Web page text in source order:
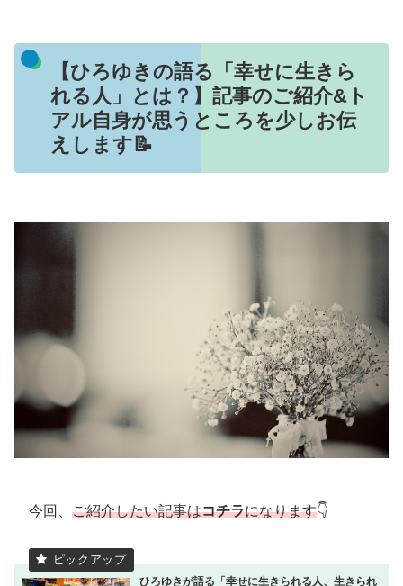
【ひろゆきの語る「幸せに生きら
れる人」とは？】記事のご紹介&ト
アル自身が思うところを少しお伝
えします📝
今回、 ご紹介したい記事はコチラになります👇
ひろゆきが語る「幸せに生きられる人、生きられ